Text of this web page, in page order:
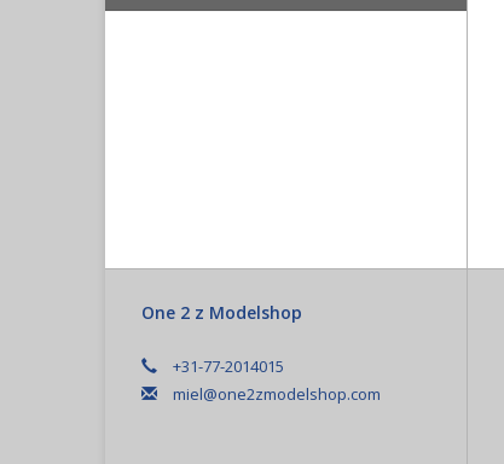
One 2 z Modelshop
+31-77-2014015
miel@one2zmodelshop.com